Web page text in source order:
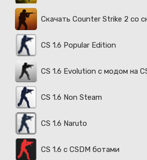
Скачать Counter Strike 2 со
CS 1.6 Popular Edition
CS 1.6 Evolution с модом на
CS 1.6 Non Steam
CS 1.6 Naruto
CS 1.6 с CSDM ботами